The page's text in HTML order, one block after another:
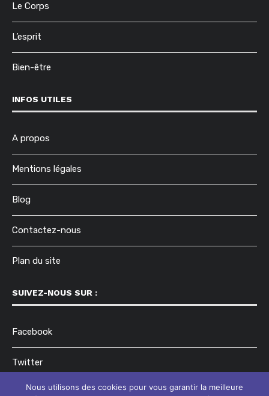
Le Corps
L’esprit
Bien-être
INFOS UTILES
A propos
Mentions légales
Blog
Contactez-nous
Plan du site
SUIVEZ-NOUS SUR :
Facebook
Twitter
Instagram
Nous utilisons des cookies pour vous garantir la meilleure